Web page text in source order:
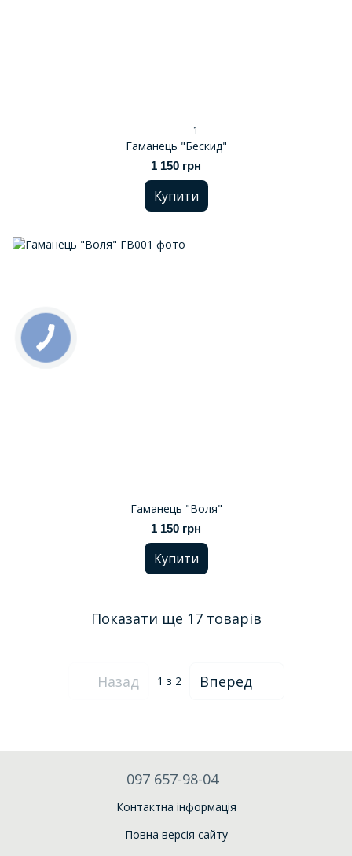
1
Гаманець "Бескид"
1 150 грн
Купити
Гаманець "Воля"
1 150 грн
Купити
Показати ще 17 товарів
Назад 1 з 2 Вперед
097 657-98-04
Контактна інформація
Повна версія сайту